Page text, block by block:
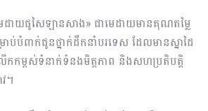
ាយផូសៃឡានសាង» ជាមេដាយមានគុណ​តម្លៃ
បំពាក់ជូនថ្នាក់ដឹកនាំបរទេស ដែលមានស្នាដៃ
កកម្ពស់ទំនាក់ទំនងមិត្តភាព និងសហប្រតិបត្តិ
។